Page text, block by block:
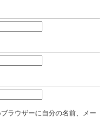
ラウザーに自分の名前、メー